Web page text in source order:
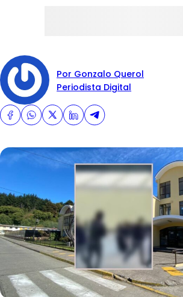
Por Gonzalo Querol
Periodista Digital